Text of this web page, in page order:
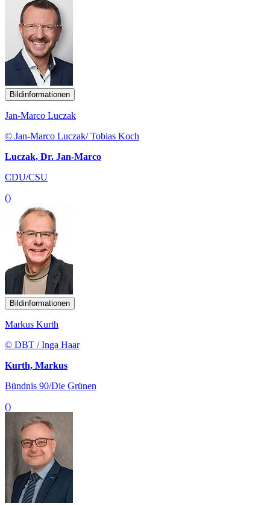
Bildinformationen
Jan-Marco Luczak
© Jan-Marco Luczak/ Tobias Koch
Luczak, Dr. Jan-Marco
CDU/CSU
()
Bildinformationen
Markus Kurth
© DBT / Inga Haar
Kurth, Markus
Bündnis 90/Die Grünen
()